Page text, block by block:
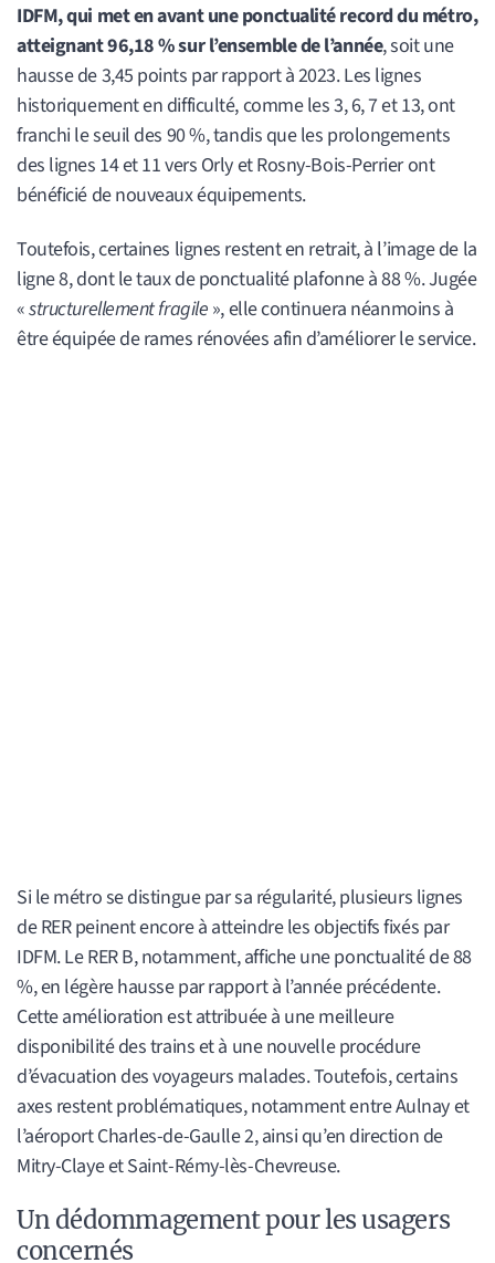
IDFM, qui met en avant une ponctualité record du métro,
atteignant 96,18 % sur l’ensemble de l’année, soit une
hausse de 3,45 points par rapport à 2023. Les lignes
historiquement en difficulté, comme les 3, 6, 7 et 13, ont
franchi le seuil des 90 %, tandis que les prolongements
des lignes 14 et 11 vers Orly et Rosny-Bois-Perrier ont
bénéficié de nouveaux équipements.
Toutefois, certaines lignes restent en retrait, à l’image de la
ligne 8, dont le taux de ponctualité plafonne à 88 %. Jugée
«structurellement fragile », elle continuera néanmoins à
être équipée de rames rénovées afin d’améliorer le service.
Si le métro se distingue par sa régularité, plusieurs lignes
de RER peinent encore à atteindre les objectifs fixés par
IDFM. Le RER B, notamment, affiche une ponctualité de 88
%, en légère hausse par rapport à l’année précédente.
Cette amélioration est attribuée à une meilleure
disponibilité des trains et à une nouvelle procédure
d’évacuation des voyageurs malades. Toutefois, certains
axes restent problématiques, notamment entre Aulnay et
l’aéroport Charles-de-Gaulle 2, ainsi qu’en direction de
Mitry-Claye et Saint-Rémy-lès-Chevreuse.
Un dédommagement pour les usagers
concernés